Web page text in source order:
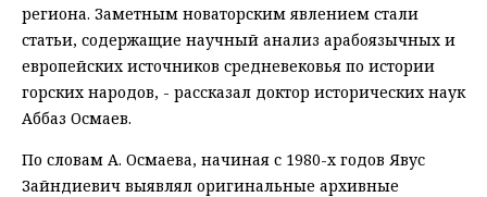
региона. Заметным новаторским явлением стали
статьи, содержащие научный анализ арабоязычных и
европейских источников средневековья по истории
горских народов, - рассказал доктор исторических наук
Аббаз Осмаев.
По словам А. Осмаева, начиная с 1980-х годов Явус
Зайндиевич выявлял оригинальные архивные